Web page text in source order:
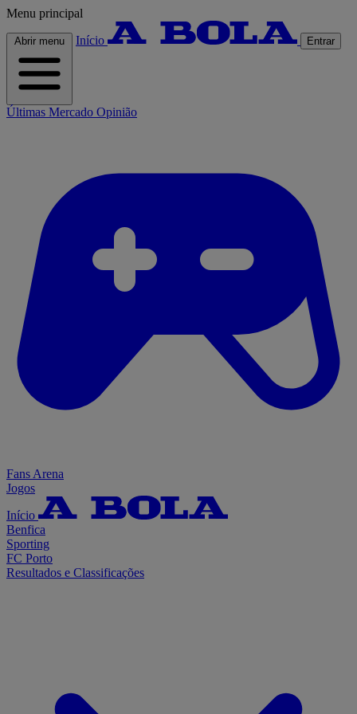
Menu principal
Abrir menu Início Entrar
Últimas Mercado Opinião
Fans Arena
Jogos
Início
Benfica
Sporting
FC Porto
Resultados e Classificações